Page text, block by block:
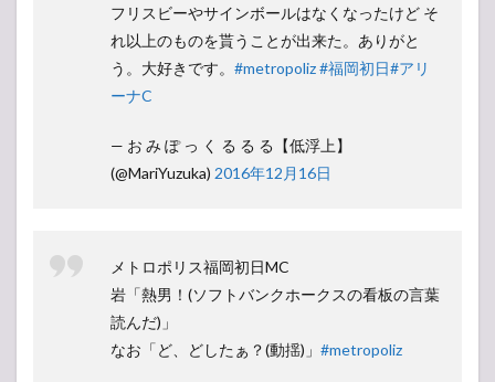
フリスビーやサインボールはなくなったけど そ
れ以上のものを貰うことが出来た。ありがと
う。大好きです。 #metropoliz#福岡初日#アリ
ーナC
— お み ぽ っ く る る る【低浮上】
(@MariYuzuka) 2016年12月16日
メトロポリス福岡初日MC
岩「熱男！(ソフトバンクホークスの看板の言葉
読んだ)」
なお「ど、どしたぁ？(動揺)」 #metropoliz